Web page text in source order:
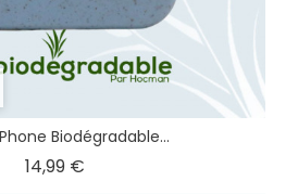
Biodégradable...
14,99 €Prix